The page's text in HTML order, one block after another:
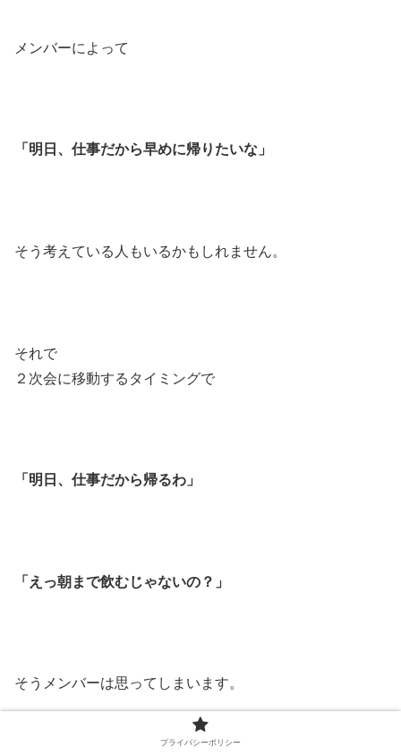
メンバーによって
「明日、仕事だから早めに帰りたいな」
そう考えている人もいるかもしれません。
それで
２次会に移動するタイミングで
「明日、仕事だから帰るわ」
「えっ朝まで飲むじゃないの？」
そうメンバーは思ってしまいます。
プライバシーポリシー